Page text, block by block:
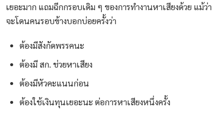
เยอะมาก แถมฉีกกรอบเดิม ๆ ของการทำงานหาเสียงด้วย แม้ว่า
จะโดนคนรอบข้างบอกบ่อยครั้งว่า
ต้องมีสังกัดพรรคนะ
ต้องมี สก. ช่วยหาเสียง
ต้องมีหัวคะแนนก่อน
ต้องใช้เงินทุนเยอะนะ ต่อการหาเสียงหนึ่งครั้ง